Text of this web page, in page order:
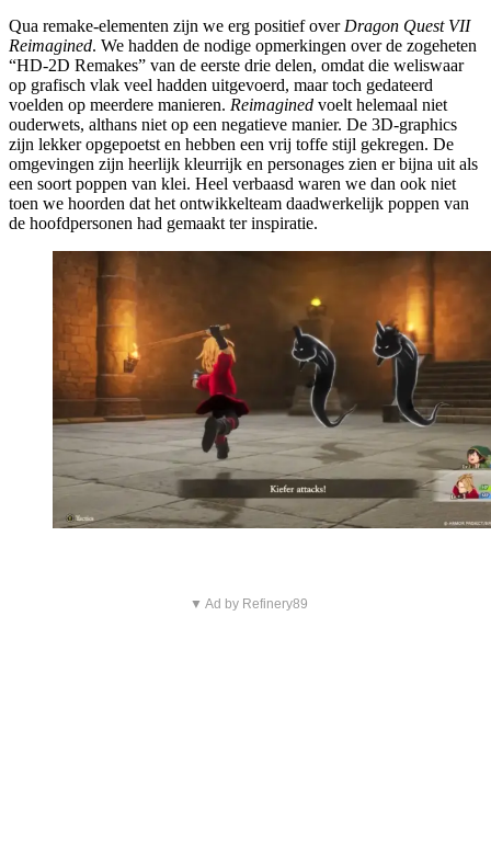
Qua remake-elementen zijn we erg positief overDragon Quest VII
Reimagined. We hadden de nodige opmerkingen over de zogeheten
“HD-2D Remakes” van de eerste drie delen, omdat die weliswaar
op grafisch vlak veel hadden uitgevoerd, maar toch gedateerd
voelden op meerdere manieren. Reimagined voelt helemaal niet
ouderwets, althans niet op een negatieve manier. De 3D-graphics
zijn lekker opgepoetst en hebben een vrij toffe stijl gekregen. De
omgevingen zijn heerlijk kleurrijk en personages zien er bijna uit als
een soort poppen van klei. Heel verbaasd waren we dan ook niet
toen we hoorden dat het ontwikkelteam daadwerkelijk poppen van
de hoofdpersonen had gemaakt ter inspiratie.
▼ Ad by Refinery89